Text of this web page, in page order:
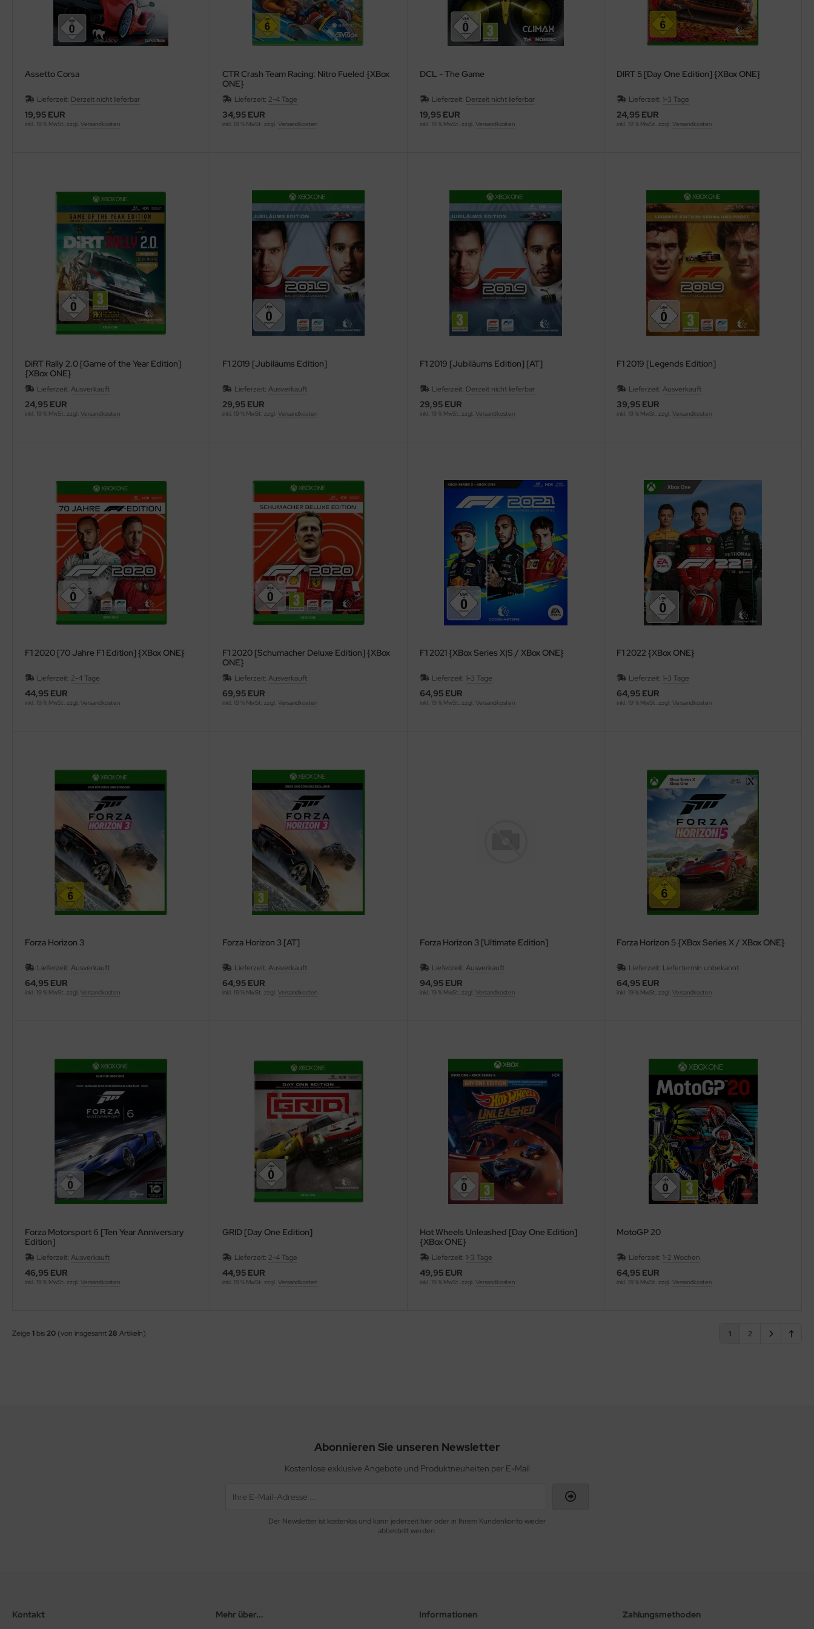
Assetto Corsa
Lieferzeit: Derzeit nicht lieferbar
19,95 EUR
inkl. 19 % MwSt. zzgl. Versandkosten
CTR Crash Team Racing: Nitro Fueled {XBox
ONE}
Lieferzeit: 2-4 Tage
34,95 EUR
inkl. 19 % MwSt. zzgl. Versandkosten
DCL - The Game
Lieferzeit: Derzeit nicht lieferbar
19,95 EUR
inkl. 19 % MwSt. zzgl. Versandkosten
DIRT 5 [Day One Edition] {XBox ONE}
Lieferzeit:1-3 Tage
24,95 EUR
inkl. 19 % MwSt. zzgl.Versandkosten
DiRT Rally 2.0 [Game of the Year Edition]
{XBox ONE}
Lieferzeit: Ausverkauft
24,95 EUR
inkl. 19 % MwSt. zzgl. Versandkosten
F1 2019 [Jubiläums Edition]
Lieferzeit: Ausverkauft
29,95 EUR
inkl. 19 % MwSt. zzgl. Versandkosten
F1 2019 [Jubiläums Edition] [AT]
Lieferzeit: Derzeit nicht lieferbar
29,95 EUR
inkl. 19 % MwSt. zzgl. Versandkosten
F1 2019 [Legends Edition]
Lieferzeit:Ausverkauft
39,95 EUR
inkl. 19 % MwSt. zzgl.Versandkosten
F1 2020 [70 Jahre F1 Edition] {XBox ONE}
Lieferzeit: 2-4 Tage
44,95 EUR
inkl. 19 % MwSt. zzgl. Versandkosten
F1 2020 [Schumacher Deluxe Edition] {XBox
ONE}
Lieferzeit: Ausverkauft
69,95 EUR
inkl. 19 % MwSt. zzgl. Versandkosten
F1 2021 {XBox Series X|S / XBox ONE}
Lieferzeit: 1-3 Tage
64,95 EUR
inkl. 19 % MwSt. zzgl. Versandkosten
F1 2022 {XBox ONE}
Lieferzeit:1-3 Tage
64,95 EUR
inkl. 19 % MwSt. zzgl.Versandkosten
Forza Horizon 3
Lieferzeit: Ausverkauft
64,95 EUR
inkl. 19 % MwSt. zzgl. Versandkosten
Forza Horizon 3 [AT]
Lieferzeit: Ausverkauft
64,95 EUR
inkl. 19 % MwSt. zzgl. Versandkosten
Forza Horizon 3 [Ultimate Edition]
Lieferzeit: Ausverkauft
94,95 EUR
inkl. 19 % MwSt. zzgl. Versandkosten
Forza Horizon 5 {XBox Series X / XBox ONE}
Lieferzeit: Liefertermin unbekannt
64,95 EUR
inkl. 19 % MwSt. zzgl.Versandkosten
Forza Motorsport 6 [Ten Year Anniversary
Edition]
Lieferzeit: Ausverkauft
46,95 EUR
inkl. 19 % MwSt. zzgl. Versandkosten
GRID [Day One Edition]
Lieferzeit: 2-4 Tage
44,95 EUR
inkl. 19 % MwSt. zzgl. Versandkosten
Hot Wheels Unleashed [Day One Edition]
{XBox ONE}
Lieferzeit: 1-3 Tage
49,95 EUR
inkl. 19 % MwSt. zzgl. Versandkosten
MotoGP 20
Lieferzeit:1-2 Wochen
64,95 EUR
inkl. 19 % MwSt. zzgl.Versandkosten
Zeige 1 bis20 (von insgesamt28 Artikeln) 1 2
Abonnieren Sie unseren Newsletter
Kostenlose exklusive Angebote und Produktneuheiten per E-Mail
Der Newsletter ist kostenlos und kann jederzeit hier oder in Ihrem Kundenkonto wieder
abbestellt werden.
Kontakt Mehr über... Informationen Zahlungsmethoden